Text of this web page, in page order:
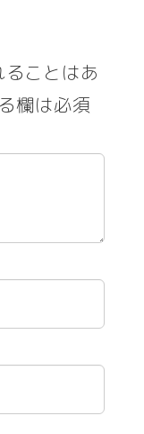
ことはあ
欄は必須